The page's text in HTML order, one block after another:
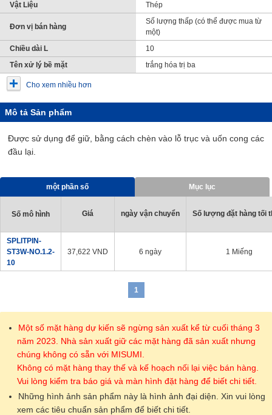
Vật Liệu
Thép
Đơn vị bán hàng
Số lượng thấp (có thể được mua từ
một)
Chiều dài L
10
Tên xử lý bề mặt
trắng hóa trị ba
Cho xem nhiều hơn
Mô tả Sản phẩm
Được sử dụng để giữ, bằng cách chèn vào lỗ trục và uốn cong các
đầu lại.
một phần số Mục lục
Số mô hình Giá ngày vận chuyển Số lượng đặt hàng tối
SPLITPIN-
ST3W-NO.1.2-
10
37,622 VND 6 ngày 1 Miếng
1
Một số mặt hàng dự kiến sẽ ngừng sản xuất kể từ cuối tháng 3
năm 2023. Nhà sản xuất giữ các mặt hàng đã sản xuất nhưng
chúng không có sẵn với MISUMI.
Không có mặt hàng thay thế và kế hoạch nối lại việc bán hàng.
Vui lòng kiểm tra báo giá và màn hình đặt hàng để biết chi tiết.
Những hình ảnh sản phẩm này là hình ảnh đại diện. Xin vui lòng
xem các tiêu chuẩn sản phẩm để biết chi tiết.